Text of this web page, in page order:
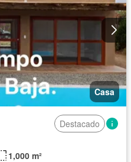
Casa
Destacado
1,000 m²